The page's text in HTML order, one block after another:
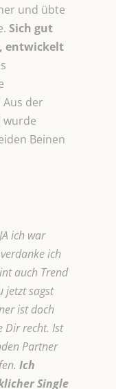
und übte
Sich gut
entwickelt
der
wurde
Beinen
ich war
ich
auch Trend
jetzt sagst
ist doch
Dir recht. Ist
Partner
Ich
Single